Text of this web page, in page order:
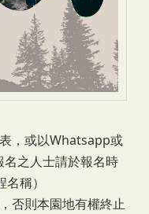
，或以Whatsapp或
之人士請於報名時
稱）
否則本園地有權終止